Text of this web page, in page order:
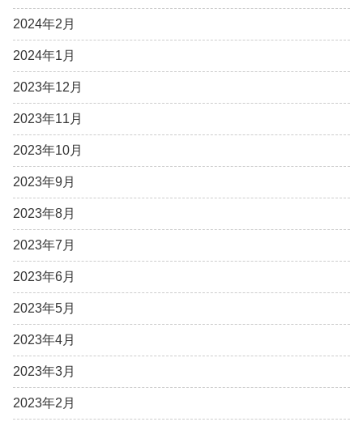
2024年2月
2024年1月
2023年12月
2023年11月
2023年10月
2023年9月
2023年8月
2023年7月
2023年6月
2023年5月
2023年4月
2023年3月
2023年2月